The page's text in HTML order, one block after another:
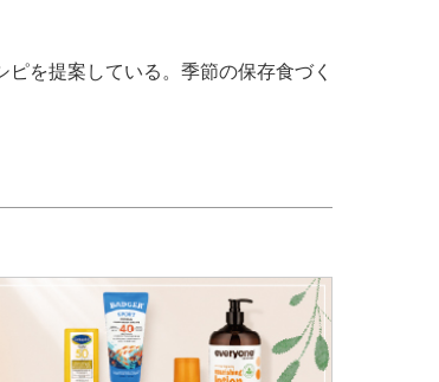
を提案している。季節の保存食づく